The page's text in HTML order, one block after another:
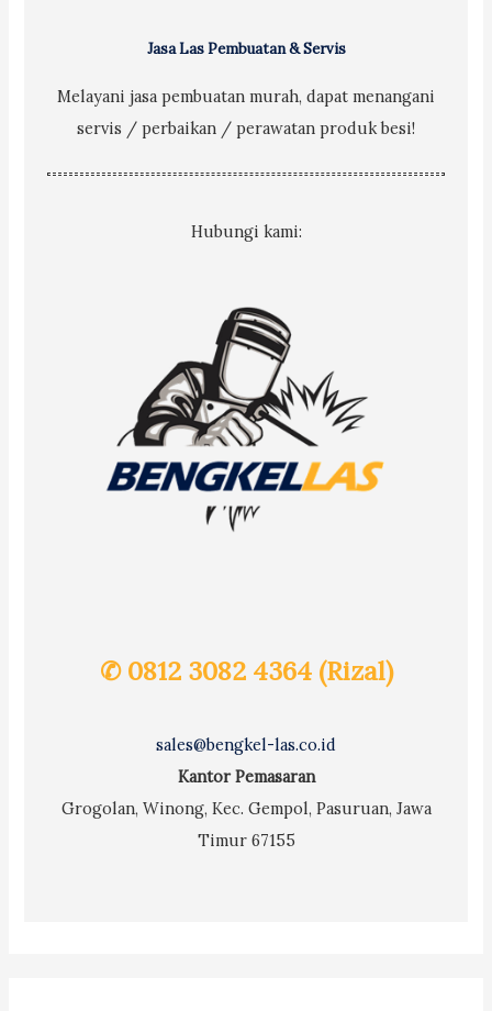
Jasa Las Pembuatan & Servis
Melayani jasa pembuatan murah, dapat menangani
servis / perbaikan / perawatan produk besi!
Hubungi kami:
✆ 0812 3082 4364 (Rizal)
sales@bengkel-las.co.id
Kantor Pemasaran
Grogolan, Winong, Kec. Gempol, Pasuruan, Jawa
Timur 67155